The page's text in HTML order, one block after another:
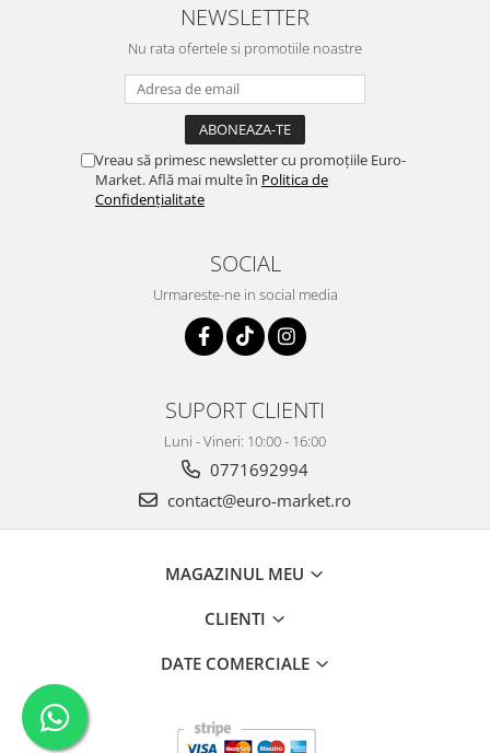
NEWSLETTER
Nu rata ofertele si promotiile noastre
Vreau să primesc newsletter cu promoțiile Euro-
Market. Află mai multe în Politica de
Confidențialitate
SOCIAL
Urmareste-ne in social media
SUPORT CLIENTI
Luni - Vineri: 10:00 - 16:00
0771692994
contact@euro-market.ro
MAGAZINUL MEU
CLIENTI
DATE COMERCIALE